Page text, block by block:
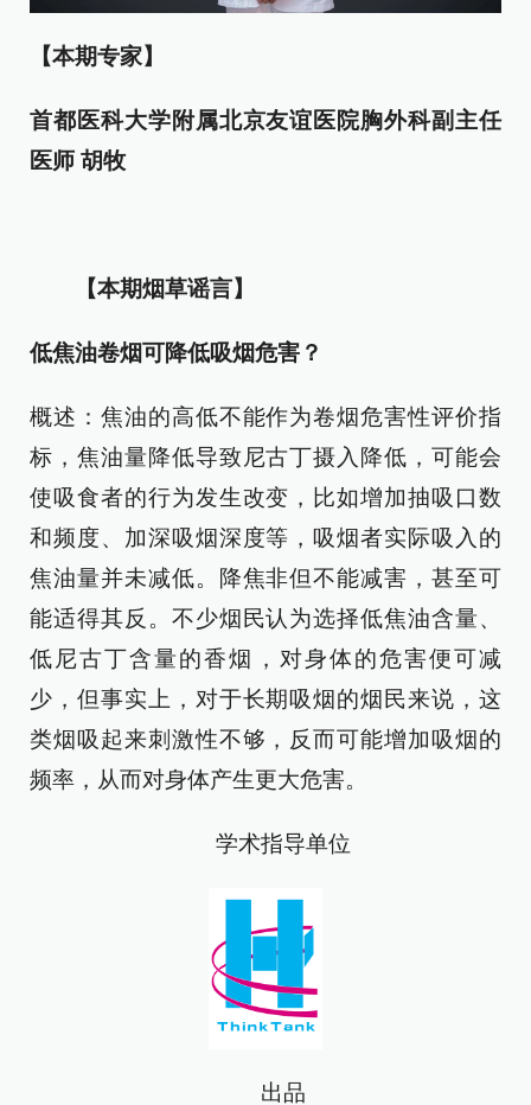
【本期专家】
首都医科大学附属北京友谊医院胸外科副主任
医师 胡牧
【本期烟草谣言】
低焦油卷烟可降低吸烟危害？
概述：焦油的高低不能作为卷烟危害性评价指
标，焦油量降低导致尼古丁摄入降低，可能会
使吸食者的行为发生改变，比如增加抽吸口数
和频度、加深吸烟深度等，吸烟者实际吸入的
焦油量并未减低。降焦非但不能减害，甚至可
能适得其反。不少烟民认为选择低焦油含量、
低尼古丁含量的香烟，对身体的危害便可减
少，但事实上，对于长期吸烟的烟民来说，这
类烟吸起来刺激性不够，反而可能增加吸烟的
频率，从而对身体产生更大危害。
学术指导单位
出品